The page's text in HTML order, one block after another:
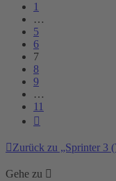
1
…
5
6
7
8
9
…
11
Zurück zu „Sprinter 3
Gehe zu